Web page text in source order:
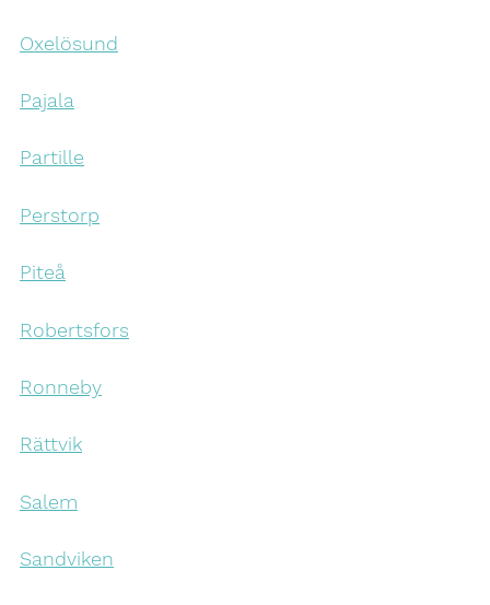
Oxelösund
Pajala
Partille
Perstorp
Piteå
Robertsfors
Ronneby
Rättvik
Salem
Sandviken